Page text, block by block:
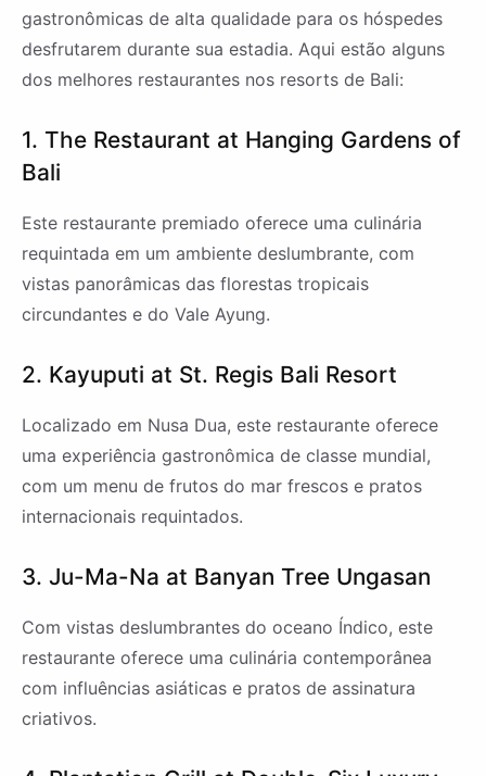
gastronômicas de alta qualidade para os hóspedes
desfrutarem durante sua estadia. Aqui estão alguns
dos melhores restaurantes nos resorts de Bali:
1. The Restaurant at Hanging Gardens of
Bali
Este restaurante premiado oferece uma culinária
requintada em um ambiente deslumbrante, com
vistas panorâmicas das florestas tropicais
circundantes e do Vale Ayung.
2. Kayuputi at St. Regis Bali Resort
Localizado em Nusa Dua, este restaurante oferece
uma experiência gastronômica de classe mundial,
com um menu de frutos do mar frescos e pratos
internacionais requintados.
3. Ju-Ma-Na at Banyan Tree Ungasan
Com vistas deslumbrantes do oceano Índico, este
restaurante oferece uma culinária contemporânea
com influências asiáticas e pratos de assinatura
criativos.